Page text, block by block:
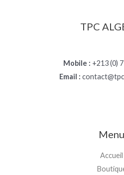
TPC
Mobile : +213 (0)
Email :
Menu
Accueil